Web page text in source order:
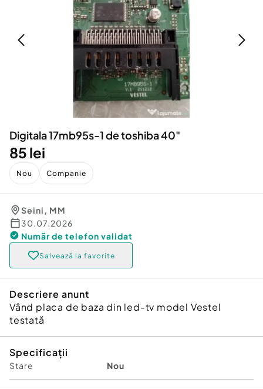
Animale de companie
Afaceri și echipamente profesionale
Inchiriere Bunuri si Vehicule
Utilaje agricole si industriale
Piese auto si accesorii
Dacia Duster
Digitala 17mb95s-1 de toshiba 40"
85 lei
Nou Companie
Seini, MM
30.07.2026
Număr de telefon validat
Salvează la favorite
Descriere anunt
Vând placa de baza din led-tv model Vestel
testată
Specificații
Stare Nou